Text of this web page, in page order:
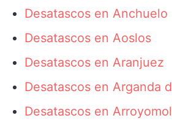
Desatascos en Anchuelo
Desatascos en Aoslos
Desatascos en Aranjuez
Desatascos en Arganda
Desatascos en